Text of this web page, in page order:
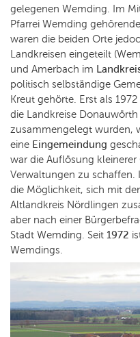
gelegenen Wemding. Im
Pfarrei Wemding
waren die beiden Orte
Landkreisen eingeteilt
und Amerbach im
politisch selbständige
Kreut gehörte. Erst als
die Landkreise
zusammengelegt wurden,
eine Eingemeindung
war die Auflösung
Verwaltungen zu schaffen.
die Möglichkeit, sich mit
Altlandkreis Nördlingen
aber nach einer
Stadt Wemding. Seit 1972
Wemdings.